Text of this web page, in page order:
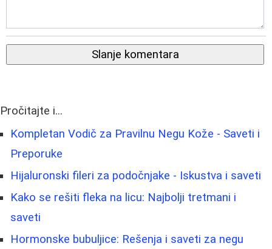
Slanje komentara
Pročitajte i...
Kompletan Vodič za Pravilnu Negu Kože - Saveti i
Preporuke
Hijaluronski fileri za podočnjake - Iskustva i saveti
Kako se rešiti fleka na licu: Najbolji tretmani i
saveti
Hormonske bubuljice: Rešenja i saveti za negu